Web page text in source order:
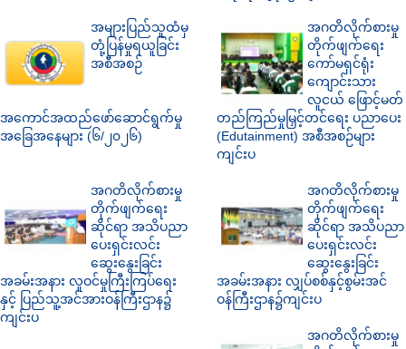
အများပြည်သူထံမှ
တုံ့ပြန်မှုရယူခြင်း
အစီအစဉ်
အကောင်အထည်ဖော်ဆောင်ရွက်မှု
အခြေအနေများ (၆/၂၀၂၆)
အဂတိလိုက်စားမှု
တိုက်ဖျက်ရေး
ကော်မရှင်ရုံး
ကျောင်းသား
လူငယ် ဖြောင့်မတ်
တည်ကြည်မှုမြှင့်တင်ရေး ပညာပေး
(Edutainment) အစီအစဉ်များ
ကျင်းပ
အဂတိလိုက်စားမှု
တိုက်ဖျက်ရေး
ဆိုင်ရာ အသိပညာ
ပေးရှင်းလင်း
ဆွေးနွေးခြင်း
အခမ်းအနား လူဝင်မှုကြီးကြပ်ရေး
နှင့် ပြည်သူ့အင်အားဝန်ကြီးဌာန၌
ကျင်းပ
အဂတိလိုက်စားမှု
တိုက်ဖျက်ရေး
ဆိုင်ရာ အသိပညာ
ပေးရှင်းလင်း
ဆွေးနွေးခြင်း
အခမ်းအနား လျှပ်စစ်နှင့်စွမ်းအင်
ဝန်ကြီးဌာန၌ကျင်းပ
အဂတိလိုက်စားမှု